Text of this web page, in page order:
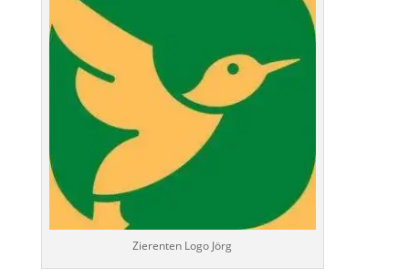
Zierenten Logo Jörg